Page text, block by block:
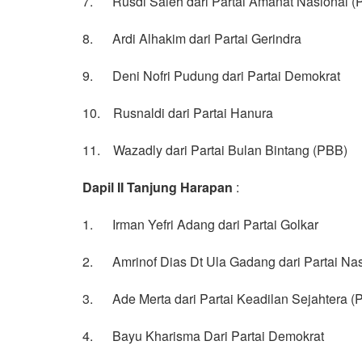
8. Ardi Alhakim dari Partai Gerindra
9. Deni Nofri Pudung dari Partai Demokrat
10. Rusnaldi dari Partai Hanura
11. Wazadly dari Partai Bulan Bintang (PBB)
Dapil II Tanjung Harapan :
1. Irman Yefri Adang dari Partai Golkar
2. Amrinof Dias Dt Ula Gadang dari Partai
3. Ade Merta dari Partai Keadilan Sejahtera
4. Bayu Kharisma Dari Partai Demokrat